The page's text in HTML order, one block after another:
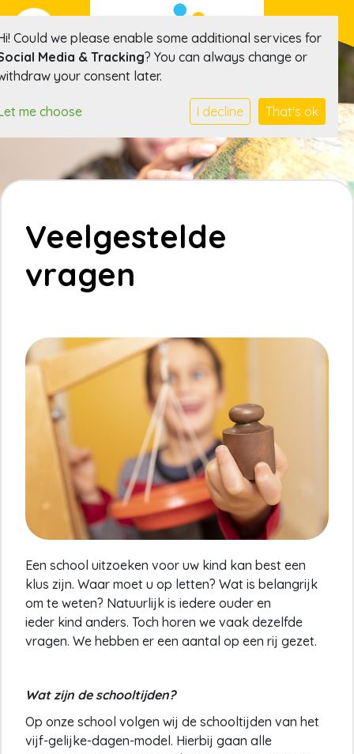
Veelgestelde
vragen
Een school uitzoeken voor uw kind kan best een
klus zijn. Waar moet u op letten? Wat is belangrijk
om te weten? Natuurlijk is iedere ouder en
ieder kind anders. Toch horen we vaak dezelfde
vragen. We hebben er een aantal op een rij gezet.
Wat zijn de schooltijden?
Op onze school volgen wij de schooltijden van het
vijf-gelijke-dagen-model. Hierbij gaan alle
Could we please enable some additional services for
Media & Tracking? You can always change or
your consent later.
me choose I decline That's ok